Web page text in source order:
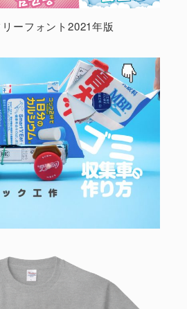
ーフォント2021年版